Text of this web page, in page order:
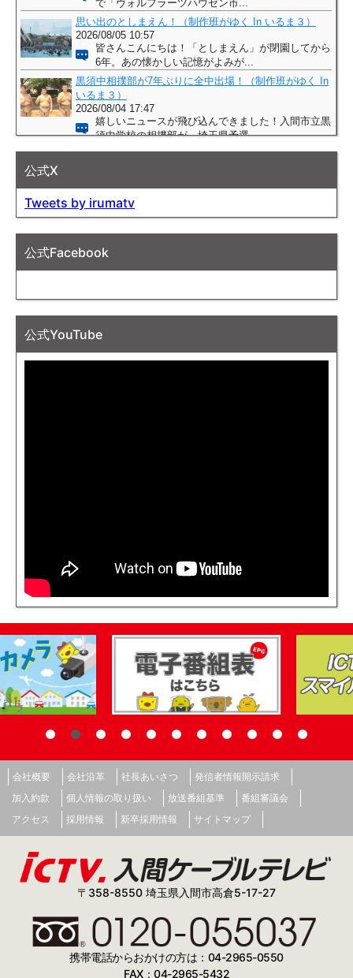
公式X
Tweets by irumatv
公式Facebook
公式YouTube
会社概要 会社沿革 社長あいさつ
発信者情報開示請求
加入約款
個人情報の取り扱い 放送番組基準
番組審議会
アクセス
採用情報 新卒採用情報 サイトマップ
〒358-8550 埼玉県入間市高倉5-17-27
携帯電話からおかけの方は：04-2965-0550
FAX：04-2965-5432